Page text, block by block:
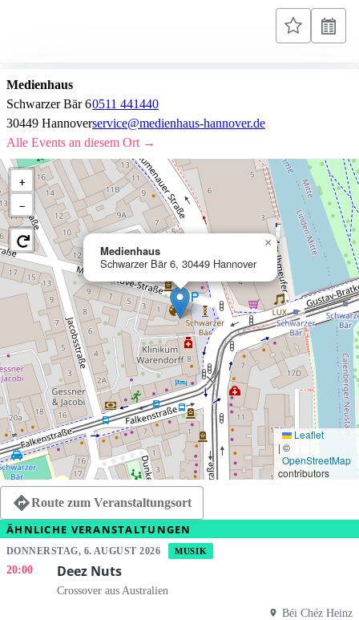
Medienhaus
Schwarzer Bär 6
30449 Hannover
0511 441440
service@medienhaus-hannover.de
Alle Events an diesem Ort →
Medienhaus
Schwarzer Bär 6, 30449 Hannover
×
+
−
Leaflet
| ©
OpenStreetMap
contributors
Route zum Veranstaltungsort
ÄHNLICHE VERANSTALTUNGEN
DONNERSTAG, 6. AUGUST 2026 MUSIK
20:00 Deez Nuts
Crossover aus Australien
Béi Chéz Heinz